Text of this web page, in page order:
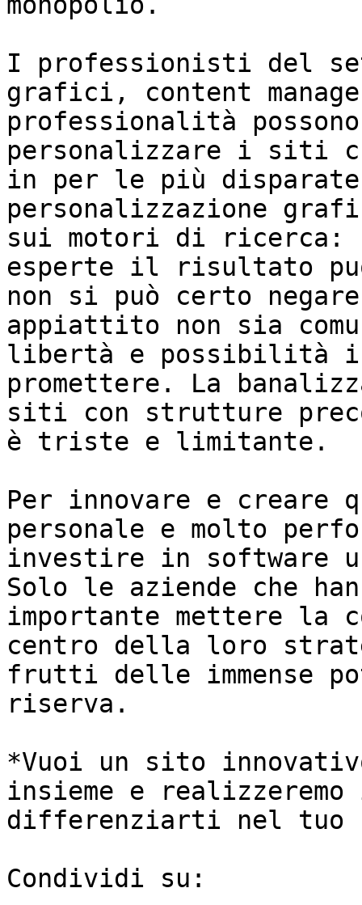
I professionisti del
grafici, content
professionalità
personalizzare i siti
in per le più
personalizzazione
sui motori di ricerca:
esperte il risultato può
non si può certo
appiattito non sia
libertà e possibilità
promettere. La
siti con strutture
è triste e limitante.
Per innovare e creare
personale e molto
investire in
Solo le aziende che
importante mettere la
centro della loro
frutti delle immense
riserva.
*Vuoi un sito
insieme e
differenziarti nel tuo
Condividi su: